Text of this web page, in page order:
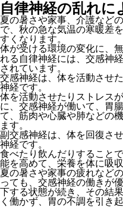
自律神経の乱れに
夏の暑さや家事、介護など
で、秋の急な気温の寒暖差
すくなります。
体が受ける環境の変化に、
れる自律神経には、交感神
されています。
交感神経は、体を活動させ
神経です。
体を活動させたりストレス
に、交感神経が働いて、胃
て、筋肉や心臓や肺などの
ます。
副交感神経は、体を回復さ
神経です。
食べたり飲んだりすること
能を高めて、栄養を体に吸
夏の暑さや家事の疲れなど
っても、交感神経の働きが
下する状態が続き、その結
く働かず、胃の不調を引き